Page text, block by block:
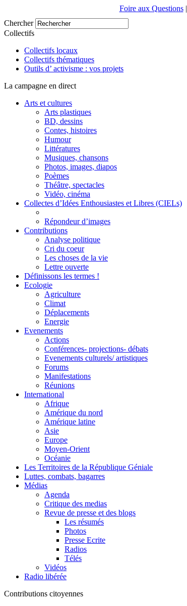
Foire aux Questions|
Chercher
Collectifs
Collectifs locaux
Collectifs thématiques
Outils d’ activisme : vos projets
La campagne en direct
Arts et cultures
Arts plastiques
BD, dessins
Contes, histoires
Humour
Littératures
Musiques, chansons
Photos, images, diapos
Poèmes
Théâtre, spectacles
Vidéo, cinéma
Collectes d’Idées Enthousiastes et Libres (CIELs)
Répondeur d’images
Contributions
Analyse politique
Cri du coeur
Les choses de la vie
Lettre ouverte
Définissons les termes !
Ecologie
Agriculture
Climat
Déplacements
Energie
Evenements
Actions
Conférences- projections- débats
Evenements culturels/ artistiques
Forums
Manifestations
Réunions
International
Afrique
Amérique du nord
Amérique latine
Asie
Europe
Moyen-Orient
Océanie
Les Territoires de la République Géniale
Luttes, combats, bagarres
Médias
Agenda
Critique des medias
Revue de presse et des blogs
Les résumés
Photos
Presse Ecrite
Radios
Télés
Vidéos
Radio libérée
Contributions citoyennes